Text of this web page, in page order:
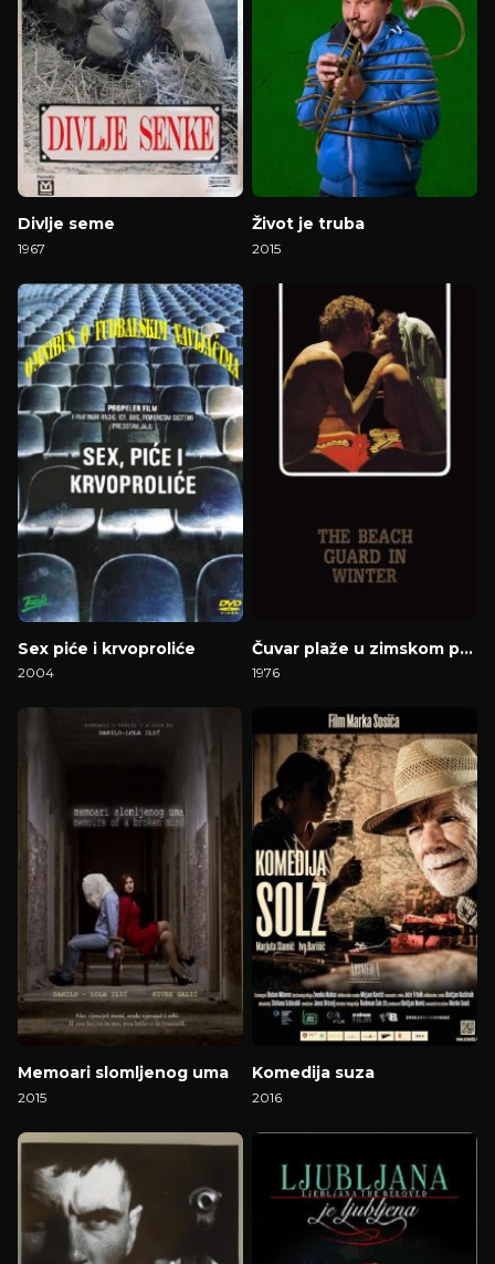
Divlje seme
1967
Život je truba
2015
Sex piće i krvoproliće
2004
Čuvar plaže u zimskom periodu
1976
Memoari slomljenog uma
2015
Komedija suza
2016